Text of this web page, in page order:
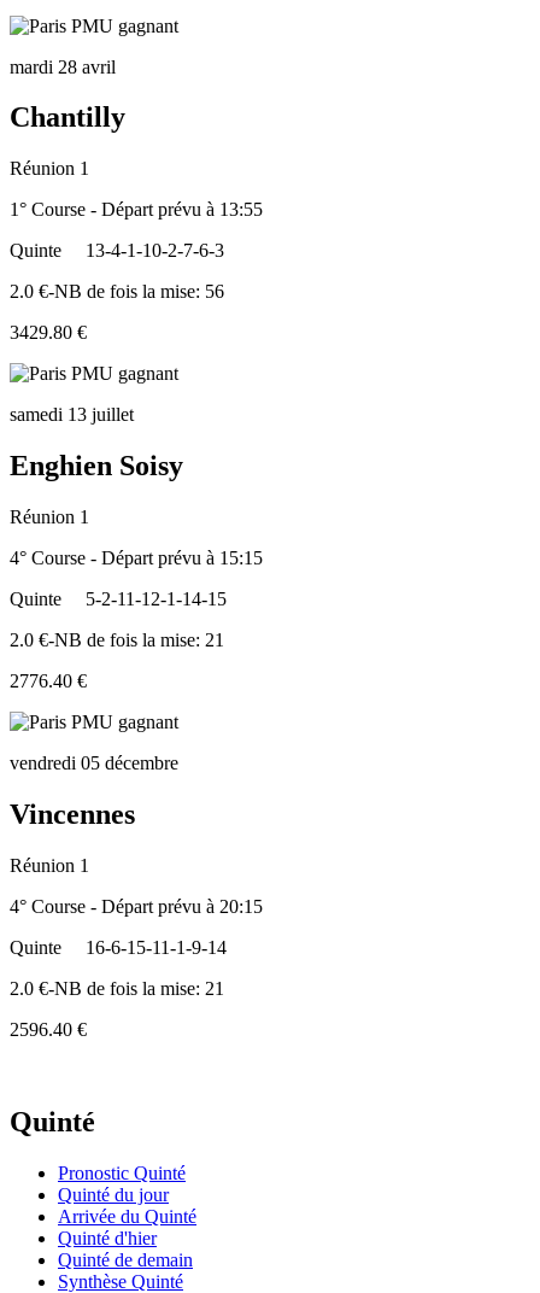
mardi 28 avril
Chantilly
Réunion 1
1° Course - Départ prévu à 13:55
Quinte
13-4-1-10-2-7-6-3
2.0 €-NB de fois la mise: 56
3429.80 €
samedi 13 juillet
Enghien Soisy
Réunion 1
4° Course - Départ prévu à 15:15
Quinte
5-2-11-12-1-14-15
2.0 €-NB de fois la mise: 21
2776.40 €
vendredi 05 décembre
Vincennes
Réunion 1
4° Course - Départ prévu à 20:15
Quinte
16-6-15-11-1-9-14
2.0 €-NB de fois la mise: 21
2596.40 €
Quinté
Pronostic Quinté
Quinté du jour
Arrivée du Quinté
Quinté d'hier
Quinté de demain
Synthèse Quinté